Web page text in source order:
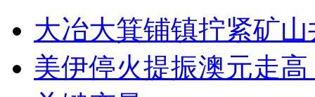
大冶大箕铺镇拧紧矿
美伊停火提振澳元走